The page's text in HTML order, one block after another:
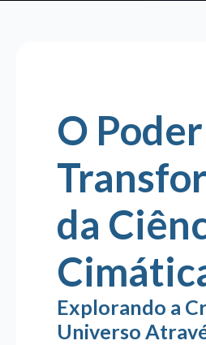
O Poder
da
Explorando a
Universo